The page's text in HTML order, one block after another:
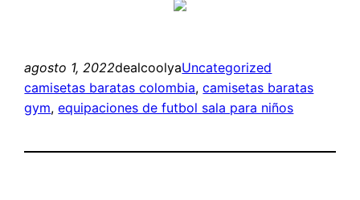
agosto 1, 2022dealcoolyaUncategorized
camisetas baratas colombia, camisetas baratas
gym, equipaciones de futbol sala para niños